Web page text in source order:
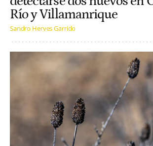
Río y Villamanrique
Sandro Herves Garrido